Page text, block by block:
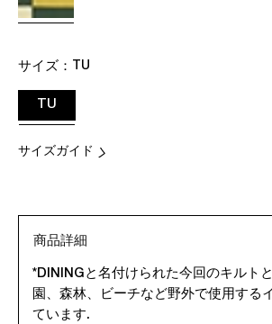
サイズ： TU
TU
サイズガイド
商品詳細
*DININGと名付けられた今回のキルト
園、森林、ビーチなど野外で使用する
ています.